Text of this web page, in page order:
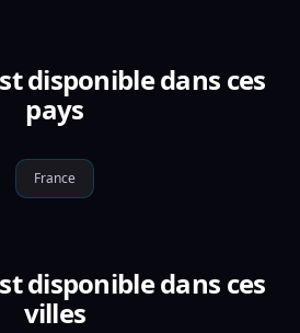
disponible dans ces
pays
France
disponible dans ces
villes